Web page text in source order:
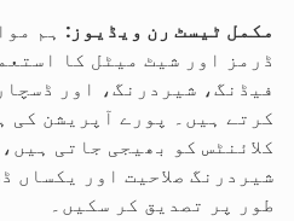
مکمل ٹیسٹ رن ویڈیوز: ہم
ڈرمز اور شیٹ میٹل کا
فیڈنگ، شیردرنگ، اور
کرتے ہیں۔ پورے آپریشن کی
کلائنٹس کو بھیجی جاتی
شیردرنگ صلاحیت اور یکساں
طور پر تصدیق کر سکیں۔